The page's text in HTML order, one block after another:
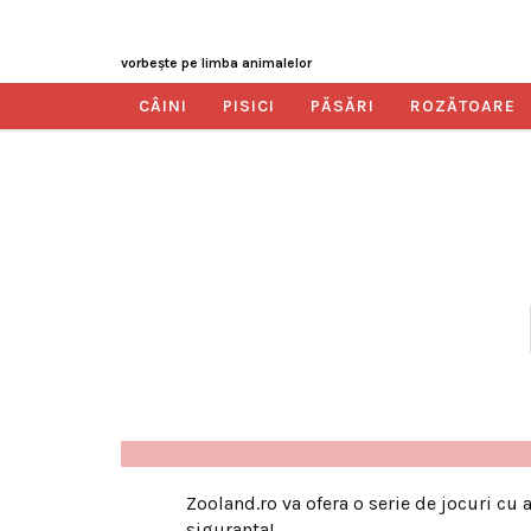
vorbeşte pe limba animalelor
CÂINI PISICI PĂSĂRI ROZĂTOARE
Zooland.ro va ofera o serie de jocuri